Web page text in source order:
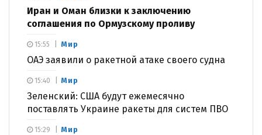
Иран и Оман близки к заключению
соглашения по Ормузскому проливу
Мир
ОАЭ заявили о ракетной атаке своего судна
15:55
Мир
Зеленский: США будут ежемесячно
поставлять Украине ракеты для систем ПВО
15:40
Мир
15:29